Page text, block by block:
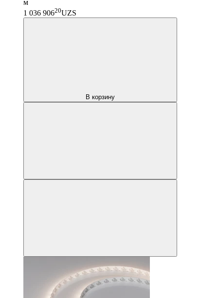
м
1 036 90620UZS
В корзину